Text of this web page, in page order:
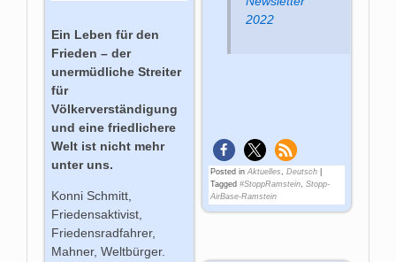
2022
Posted in Aktuelles Deutsch|
Tagged #StoppRamstein, Stopp-
AirBase-Ramstein
Ein Leben für den
Frieden – der
unermüdliche Streiter
für
Völkerverständigung
und eine friedlichere
Welt ist nicht mehr
unter uns.
Konni Schmitt,
Friedensaktivist,
Friedensradfahrer,
Mahner, Weltbürger.